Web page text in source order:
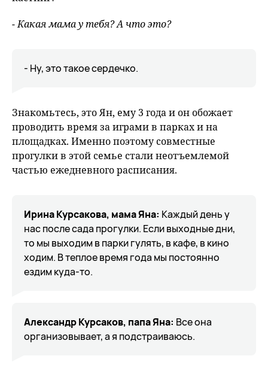
- Какая мама у тебя? А что это?
- Ну, это такое сердечко.
Знакомьтесь, это Ян, ему 3 года и он обожает
проводить время за играми в парках и на
площадках. Именно поэтому совместные
прогулки в этой семье стали неотъемлемой
частью ежедневного расписания.
Ирина Курсакова, мама Яна: Каждый день у
нас после сада прогулки. Если выходные дни,
то мы выходим в парки гулять, в кафе, в кино
ходим. В теплое время года мы постоянно
ездим куда-то.
Александр Курсаков, папа Яна: Все она
организовывает, а я подстраиваюсь.